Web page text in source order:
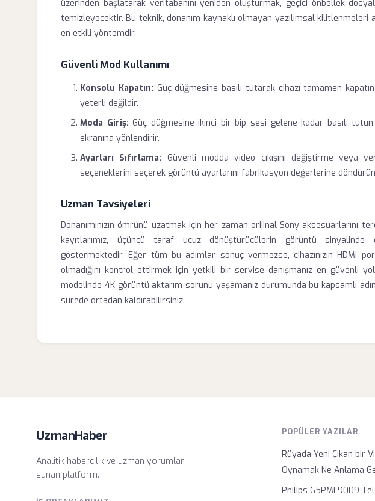
üzerinden başlatarak veritabanını yeniden oluşturmak, geçici önbellek
temizleyecektir. Bu teknik, donanım kaynaklı olmayan yazılımsal kilitlenmeleri
en etkili yöntemdir.
Güvenli Mod Kullanımı
Konsolu Kapatın: Güç düğmesine basılı tutarak cihazı tamamen
yeterli değildir.
Moda Giriş: Güç düğmesine ikinci bir bip sesi gelene kadar basılı
ekranına yönlendirir.
Ayarları Sıfırlama: Güvenli modda video çıkışını değiştirme veya
seçeneklerini seçerek görüntü ayarlarını fabrikasyon değerlerine
Uzman Tavsiyeleri
Donanımınızın ömrünü uzatmak için her zaman orijinal Sony aksesuarlarını
kayıtlarımız, üçüncü taraf ucuz dönüştürücülerin görüntü sinyalinde
göstermektedir. Eğer tüm bu adımlar sonuç vermezse, cihazınızın HDMI
olmadığını kontrol ettirmek için yetkili bir servise danışmanız en güvenli
modelinde 4K görüntü aktarım sorunu yaşamanız durumunda bu kapsamlı
sürede ortadan kaldırabilirsiniz.
UzmanHaber
Analitik habercilik ve uzman yorumlar
sunan platform.
POPÜLER YAZILAR
Rüyada Yeni Çıkan bir
Oynamak Ne Anlama
Philips 65PML9009